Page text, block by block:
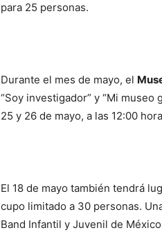
para 25 personas.
Durante el mes de mayo, el
“Soy investigador” y “Mi
25 y 26 de mayo, a las 12:00
El 18 de mayo también tendrá
cupo limitado a 30 personas.
Band Infantil y Juvenil de